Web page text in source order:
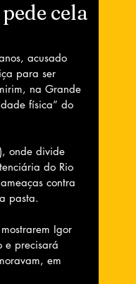
cela
acusado
para ser
na Grande
física” do
onde divide
do Rio
contra
pasta.
Igor
e precisará
em